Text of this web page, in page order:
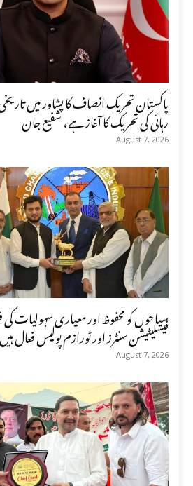
پاکستان تحریک انصاف کا پشاور میں
رہائی کی تحریک کا آغاز ہے، شفیع جان
August 7, 2026
سیاحوں کو محفوظ اور معیاری سہولیات
فیسلیٹیشن سنٹرز اور ٹورازم پولیس فعال
August 7, 2026